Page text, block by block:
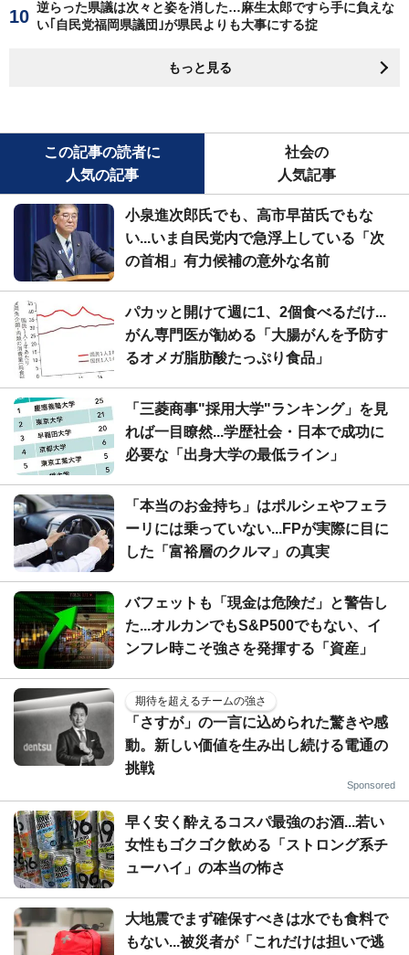
逆らった県議は次々と姿を消した…麻生太郎ですら手に負えな
い｢自民党福岡県議団｣が県民よりも大事にする掟
もっと見る
この記事の読者に
人気の記事
社会の
人気記事
小泉進次郎氏でも、高市早苗氏でもな
い...いま自民党内で急浮上している「次
の首相」有力候補の意外な名前
パカッと開けて週に1、2個食べるだけ...
がん専門医が勧める「大腸がんを予防す
るオメガ脂肪酸たっぷり食品」
「三菱商事"採用大学"ランキング」を見
れば一目瞭然...学歴社会・日本で成功に
必要な「出身大学の最低ライン」
「本当のお金持ち」はポルシェやフェラ
ーリには乗っていない...FPが実際に目に
した「富裕層のクルマ」の真実
バフェットも「現金は危険だ」と警告し
た...オルカンでもS&P500でもない、イ
ンフレ時こそ強さを発揮する「資産」
期待を超えるチームの強さ
「さすが」の一言に込められた驚きや感
動。新しい価値を生み出し続ける電通の
挑戦
Sponsored
早く安く酔えるコスパ最強のお酒...若い
女性もゴクゴク飲める「ストロング系チ
ューハイ」の本当の怖さ
大地震でまず確保すべきは水でも食料で
もない...被災者が「これだけは担いで逃